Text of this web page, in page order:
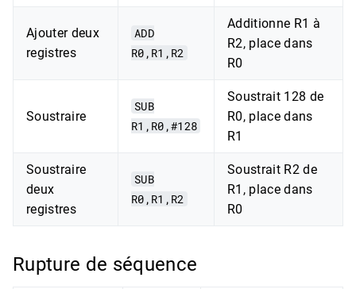
Ajouter deux
registres
ADD
R0,R1,R2
Additionne R1 à
R2, place dans
R0
Soustraire
SUB
R1,R0,#128
Soustrait 128 de
R0, place dans
R1
Soustraire
deux
registres
SUB
R0,R1,R2
Soustrait R2 de
R1, place dans
R0
Rupture de séquence